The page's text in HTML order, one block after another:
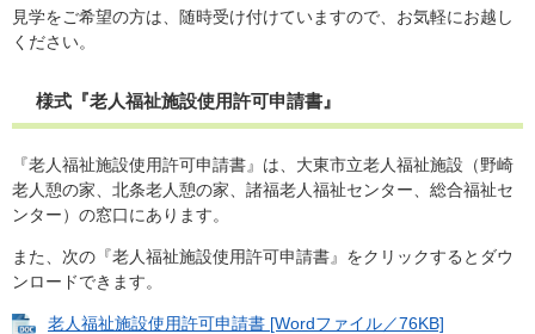
見学をご希望の方は、随時受け付けていますので、お気軽にお越し
ください。
様式『老人福祉施設使用許可申請書』
『老人福祉施設使用許可申請書』は、大東市立老人福祉施設（野崎
老人憩の家、北条老人憩の家、諸福老人福祉センター、総合福祉セ
ンター）の窓口にあります。
また、次の『老人福祉施設使用許可申請書』をクリックするとダウ
ンロードできます。
老人福祉施設使用許可申請書 [Wordファイル／76KB]